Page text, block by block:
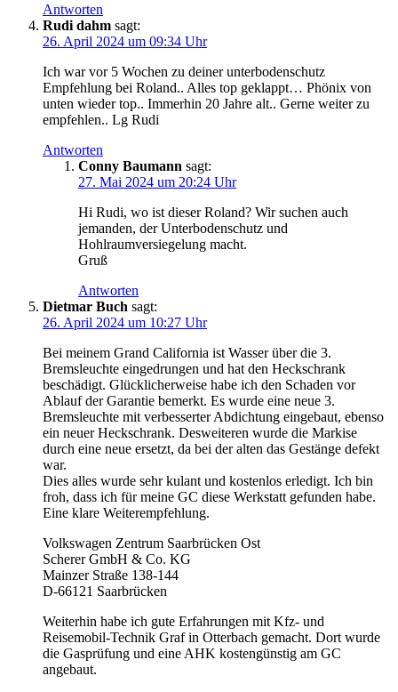
Antworten
Rudi dahm sagt:
26. April 2024 um 09:34 Uhr
Ich war vor 5 Wochen zu deiner unterbodenschutz
Empfehlung bei Roland.. Alles top geklappt… Phönix von
unten wieder top.. Immerhin 20 Jahre alt.. Gerne weiter zu
empfehlen.. Lg Rudi
Antworten
Conny Baumann sagt:
27. Mai 2024 um 20:24 Uhr
Hi Rudi, wo ist dieser Roland? Wir suchen auch
jemanden, der Unterbodenschutz und
Hohlraumversiegelung macht.
Gruß
Antworten
Dietmar Buch sagt:
26. April 2024 um 10:27 Uhr
Bei meinem Grand California ist Wasser über die 3.
Bremsleuchte eingedrungen und hat den Heckschrank
beschädigt. Glücklicherweise habe ich den Schaden vor
Ablauf der Garantie bemerkt. Es wurde eine neue 3.
Bremsleuchte mit verbesserter Abdichtung eingebaut, ebenso
ein neuer Heckschrank. Desweiteren wurde die Markise
durch eine neue ersetzt, da bei der alten das Gestänge defekt
war.
Dies alles wurde sehr kulant und kostenlos erledigt. Ich bin
froh, dass ich für meine GC diese Werkstatt gefunden habe.
Eine klare Weiterempfehlung.
Volkswagen Zentrum Saarbrücken Ost
Scherer GmbH & Co. KG
Mainzer Straße 138-144
D-66121 Saarbrücken
Weiterhin habe ich gute Erfahrungen mit Kfz- und
Reisemobil-Technik Graf in Otterbach gemacht. Dort wurde
die Gasprüfung und eine AHK kostengünstig am GC
angebaut.